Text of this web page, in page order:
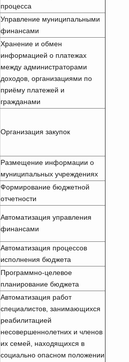
процесса
Управление муниципальными
финансами
Хранение и обмен
информацией о платежах
между администраторами
доходов, организациями по
приёму платежей и
гражданами
Организация закупок
Размещение информации о
муниципальных учреждениях
Формирование бюджетной
отчетности
Автоматизация управления
финансами
Автоматизация процессов
исполнения бюджета
Программно-целевое
планирование бюджета
Автоматизация работ
специалистов, занимающихся
реабилитацией
несовершеннолетних и членов
их семей, находящихся в
социально опасном положении